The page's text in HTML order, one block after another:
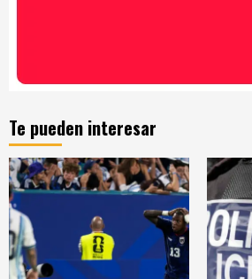
Te pueden interesar